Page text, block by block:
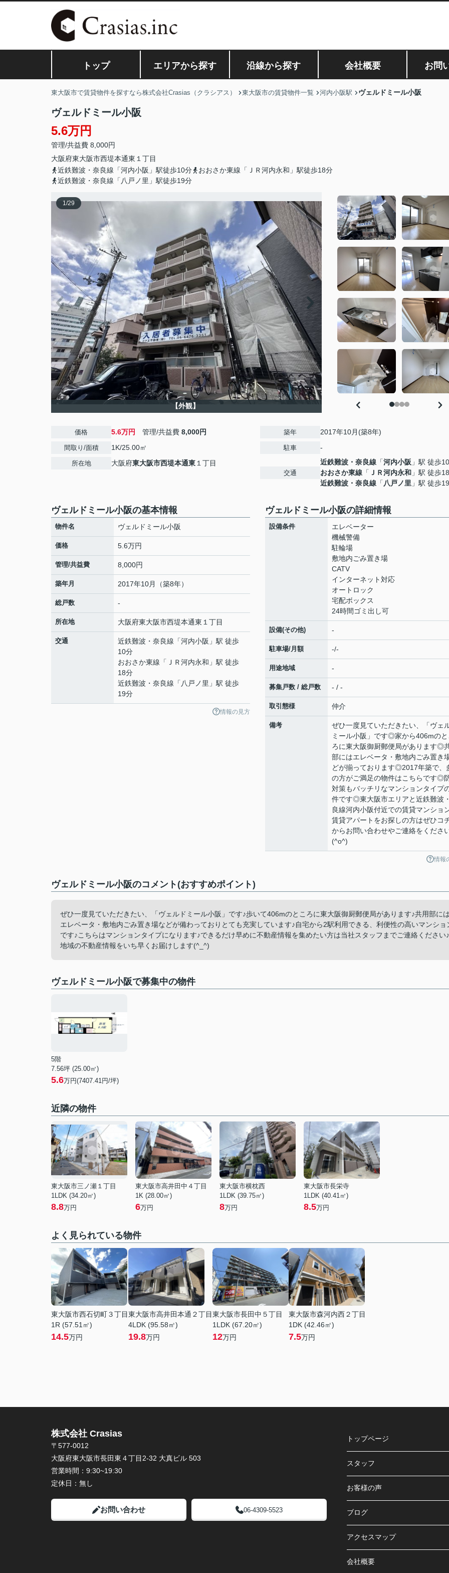
トップ エリアから探す 沿線から探す 会社概要 お問
東大阪市で賃貸物件を探すなら株式会社Crasias（クラシアス） 東大阪市の賃貸物件一覧 河内小阪駅 ヴェルドミール小阪
ヴェルドミール小阪
5.6万円
管理/共益費 8,000円
大阪府東大阪市西堤本通東 １丁目
近鉄難波・奈良線「河内小阪」駅徒歩10分
おおさか東線「ＪＲ河内永和」駅徒歩18分
近鉄難波・奈良線「八戸ノ里」駅徒歩19分
1/29
【外観】
価格 5.6万円 管理/共益費 8,000円
間取り/面積 1K/25.00㎡
所在地 大阪府東大阪市西堤本通東 １丁目
築年 2017年10月(築8年)
駐車 -
交通
近鉄難波・奈良線 「河内小阪 」駅 徒歩
おおさか東線 「 ＪＲ河内永和 」駅 徒歩
近鉄難波・奈良線 「 八戸ノ里 」駅 徒歩
ヴェルドミール小阪の基本情報
物件名 ヴェルドミール小阪
価格 5.6万円
管理/共益費 8,000円
築年月 2017年10月（築8年）
総戸数 -
所在地 大阪府東大阪市西堤本通東 １丁目
交通 近鉄難波・奈良線 「河内小阪 」駅 徒歩
10分
おおさか東線 「 ＪＲ河内永和 」駅 徒歩
18分
近鉄難波・奈良線 「 八戸ノ里 」駅 徒歩
19分
情報の見方
ヴェルドミール小阪の詳細情報
設備条件
エレベーター
機械警備
駐輪場
敷地内ごみ置き場
CATV
インターネット対応
オートロック
宅配ボックス
24時間ゴミ出し可
設備(その他) -
駐車場/月額 -/-
用途地域 -
募集戸数 / 総戸数 - / -
取引態様 仲介
備考
ぜひ一度見ていただきたい、「ヴェ
ミール小阪」です◎家から406mのと
ろに東大阪御厨郵便局があります◎
部にはエレベータ・敷地内ごみ置き
どが揃っております◎2017年築で、
の方がご満足の物件はこちらです◎
対策もバッチリなマンションタイプ
件です◎東大阪市エリアと近鉄難波
良線河内小阪付近での賃貸マンション
賃貸アパートをお探しの方はぜひコ
からお問い合わせやご連絡をくださ
(^o^)
情報
ヴェルドミール小阪のコメント(おすすめポイント)
ぜひ一度見ていただきたい、「ヴェルドミール小阪」です♪歩いて406mのところに東大阪御厨郵便局があります♪共用部には
エレベータ・敷地内ごみ置き場などが備わっておりとても充実しています♪自宅から2駅利用できる、利便性の高いマンショ
です♪こちらはマンションタイプになります♪できるだけ早めに不動産情報を集めたい方は当社スタッフまでご連絡ください♪
地域の不動産情報をいち早くお届けします(^_^)
ヴェルドミール小阪で募集中の物件
5階
7.56坪 (25.00㎡)
5.6万円(7407.41円/坪)
近隣の物件
東大阪市三ノ瀬１丁目
1LDK (34.20㎡)
8.8万円
東大阪市高井田中４丁目
1K (28.00㎡)
6万円
東大阪市横枕西
1LDK (39.75㎡)
8万円
東大阪市長栄寺
1LDK (40.41㎡)
8.5万円
よく見られている物件
東大阪市西石切町３丁目
1R (57.51㎡)
14.5万円
東大阪市高井田本通２丁目
4LDK (95.58㎡)
19.8万円
東大阪市長田中５丁目
1LDK (67.20㎡)
12万円
東大阪市森河内西２丁目
1DK (42.46㎡)
7.5万円
株式会社 Crasias
〒577-0012
大阪府東大阪市長田東４丁目2-32 大真ビル 503
営業時間： 9:30~19:30
定休日： 無し
お問い合わせ 06-4309-5523
トップページ
スタッフ
お客様の声
ブログ
アクセスマップ
会社概要